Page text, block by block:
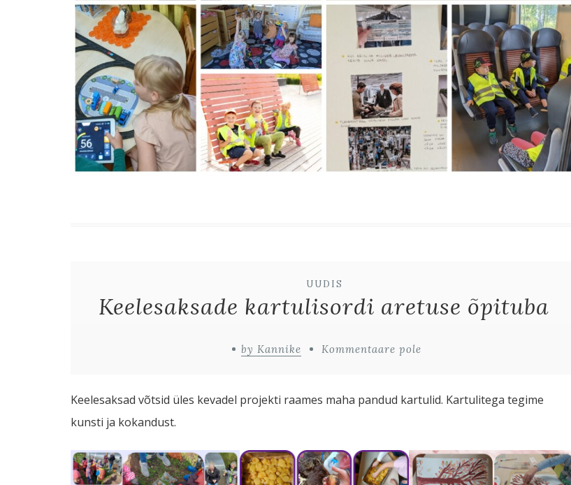
UUDIS
Keelesaksade kartulisordi aretuse õpituba
by Kannike Kommentaare pole
Keelesaksad võtsid üles kevadel projekti raames maha pandud kartulid. Kartulitega tegime
kunsti ja kokandust.